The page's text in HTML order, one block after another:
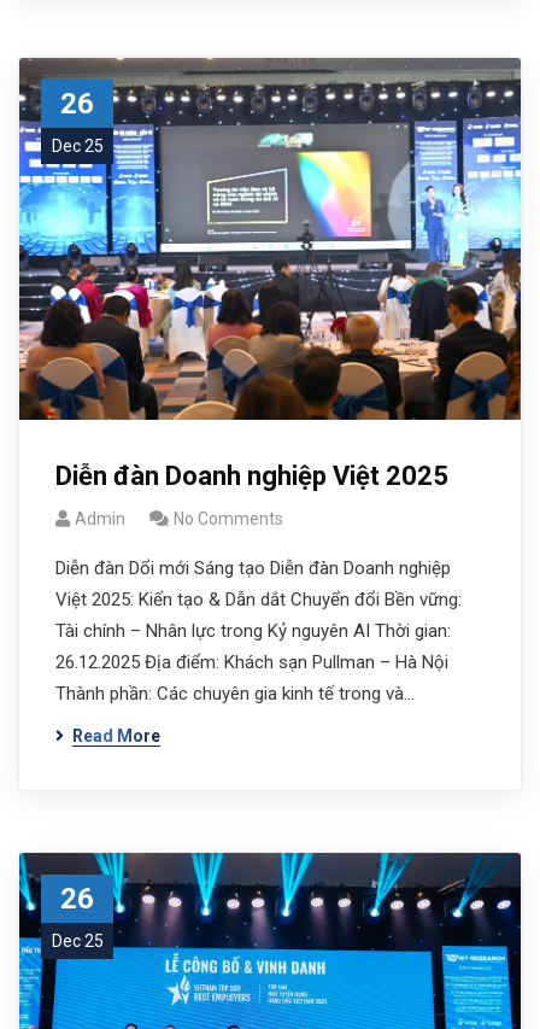
26
Dec 25
Diễn đàn Doanh nghiệp Việt 2025
Admin No Comments
Diễn đàn Dổi mới Sáng tạo Diễn đàn Doanh nghiệp
Việt 2025: Kiến tạo & Dẫn dắt Chuyển đổi Bền vững:
Tài chính – Nhân lực trong Kỷ nguyên AI Thời gian:
26.12.2025 Địa điểm: Khách sạn Pullman – Hà Nội
Thành phần: Các chuyên gia kinh tế trong và…
Read More
26
Dec 25